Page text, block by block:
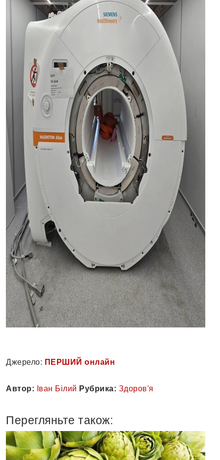
Джерело: ПЕРШИЙ онлайн
Автор: Іван Білий Рубрика: Здоров'я
Перегляньте також: